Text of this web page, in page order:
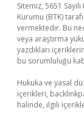
Sitemiz, 5651
Kurumu (BTK)
vermektedir. Bu
veya araştırma
yazdıkları
bu sorumluluğu
Hukuka ve yasal
içerikleri,
halinde, ilgili